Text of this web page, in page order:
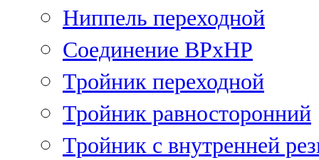
Ниппель переходной
Соединение ВРхНР
Тройник переходной
Тройник равносторонний
Тройник с внутренней